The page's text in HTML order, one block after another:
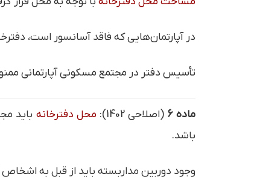
در آپارتمان‌هایی که فاقد آسانسور است،
تأسیس دفتر در مجتمع مسکونی آپارتمانی
ماده ۶ (اصلاحی 1402): محل دفترخانه باید
باشد.
وجود دوربین مداربسته باید از قبل به اشخاص